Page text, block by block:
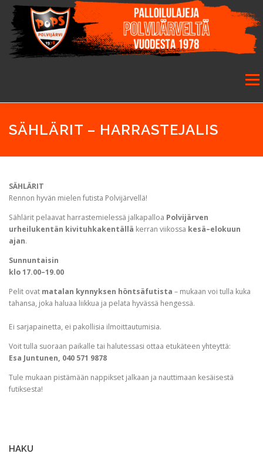
Siirry
sisältöön
ETUSIVU SEURA SALIBANDY JALKAPALLO
GALLERIA
SÄHLÄRIT – HARRASTEJALIS
SÄHLÄRIT
Rennon hyvän mielen futista Polvijärvellä!
Sählärit pelaavat harrastemielessä jalkapalloa Polvijärven
urheilukentän kivituhkakentällä kerran viikossa kesä–elokuun
ajan.
Sunnuntaisin
klo 17.00–19.00
Pelit ovat matalan kynnyksen höntsäfutista – mukaan voi tulla kuka
tahansa, joka haluaa liikkua ja pelata hyvässä hengessä.
Ei sarjapainetta, ei pakollisia ilmoittautumisia.
Voit tulla suoraan paikalle tai halutessasi ottaa etukäteen yhteyttä:
Esa Juntunen, 040 571 9878
Tule mukaan pistämään nappikset jalkaan ja nauttimaan kesäisestä
futiksesta!
HAKU